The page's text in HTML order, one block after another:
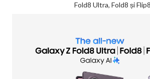
Fold8 Ultra, Fold8 și Flip8